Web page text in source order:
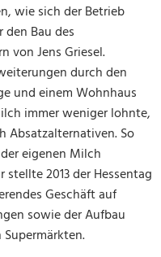
wie sich der Betrieb
Bau des
von Jens Griesel.
durch den
und einem Wohnhaus
immer weniger lohnte,
Absatzalternativen. So
eigenen Milch
2013 der Hessentag
Geschäft auf
sowie der Aufbau